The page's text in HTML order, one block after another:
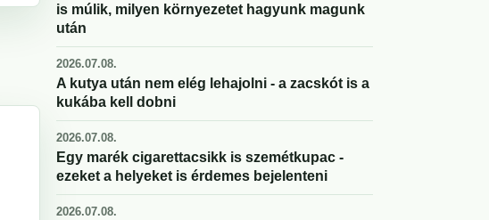
is múlik, milyen környezetet hagyunk magunk
után
2026.07.08.
A kutya után nem elég lehajolni - a zacskót is a
kukába kell dobni
2026.07.08.
Egy marék cigarettacsikk is szemétkupac -
ezeket a helyeket is érdemes bejelenteni
2026.07.08.